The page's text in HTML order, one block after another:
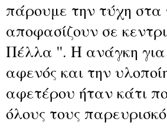
πάρουμε την τύχη στα
αποφασίζουν σε
Πέλλα ''. Η ανάγκη
αφενός και την
αφετέρου ήταν κάτι
όλους τους